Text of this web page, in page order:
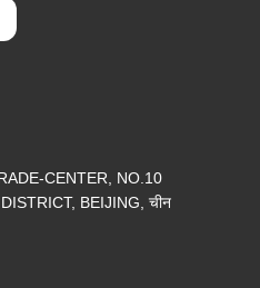
CENTER, NO.10
BEIJING, चीन